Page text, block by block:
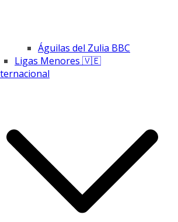
Águilas del Zulia BBC
Ligas Menores 🇻🇪